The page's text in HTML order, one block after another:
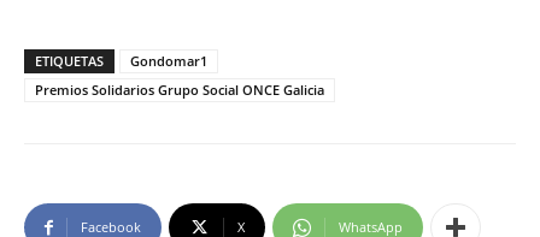
ETIQUETAS
Gondomar1
Premios Solidarios Grupo Social ONCE Galicia
Facebook X WhatsApp